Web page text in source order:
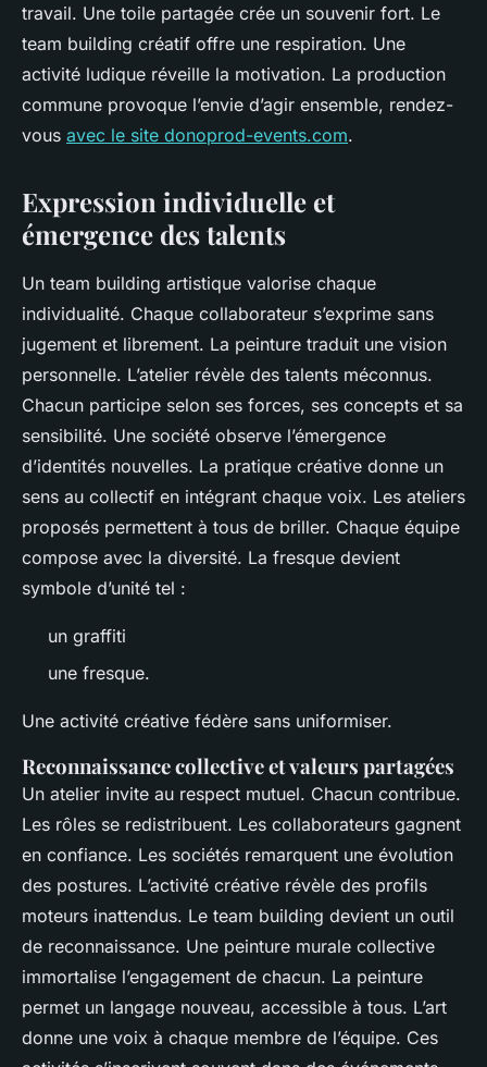
travail. Une toile partagée crée un souvenir fort. Le
team building créatif offre une respiration. Une
activité ludique réveille la motivation. La production
commune provoque l’envie d’agir ensemble, rendez-
vous avec le site donoprod-events.com.
Expression individuelle et
émergence des talents
Un team building artistique valorise chaque
individualité. Chaque collaborateur s’exprime sans
jugement et librement. La peinture traduit une vision
personnelle. L’atelier révèle des talents méconnus.
Chacun participe selon ses forces, ses concepts et sa
sensibilité. Une société observe l’émergence
d’identités nouvelles. La pratique créative donne un
sens au collectif en intégrant chaque voix. Les ateliers
proposés permettent à tous de briller. Chaque équipe
compose avec la diversité. La fresque devient
symbole d’unité tel :
un graffiti
une fresque.
Une activité créative fédère sans uniformiser.
Reconnaissance collective et valeurs partagées
Un atelier invite au respect mutuel. Chacun contribue.
Les rôles se redistribuent. Les collaborateurs gagnent
en confiance. Les sociétés remarquent une évolution
des postures. L’activité créative révèle des profils
moteurs inattendus. Le team building devient un outil
de reconnaissance. Une peinture murale collective
immortalise l’engagement de chacun. La peinture
permet un langage nouveau, accessible à tous. L’art
donne une voix à chaque membre de l’équipe. Ces